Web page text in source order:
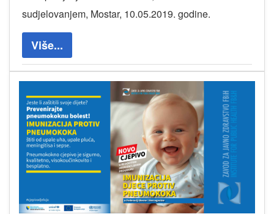
sudjelovanjem, Mostar, 10.05.2019. godine.
Više...